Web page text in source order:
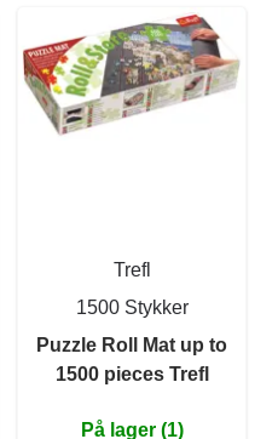
Trefl
1500 Stykker
Puzzle Roll Mat up to
1500 pieces Trefl
På lager (1)